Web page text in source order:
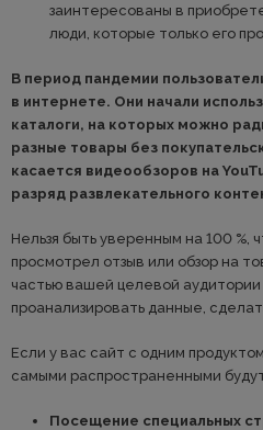
заинтересованы в
люди, которые только его
В период пандемии
в интернете. Они начали
каталоги, на которых можно
разные товары без
касается видеообзоров на
разряд развлекательного
Нельзя быть уверенным на 100 %,
просмотрел отзыв или обзор на
частью вашей целевой
проанализировать данные,
Если у вас сайт с одним
самыми распространенными
Посещение специальных